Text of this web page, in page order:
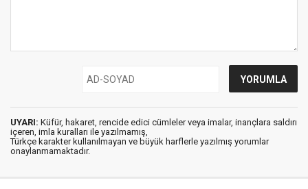
UYARI: Küfür, hakaret, rencide edici cümleler veya imalar, inançlara saldırı
içeren, imla kuralları ile yazılmamış,
Türkçe karakter kullanılmayan ve büyük harflerle yazılmış yorumlar
onaylanmamaktadır.